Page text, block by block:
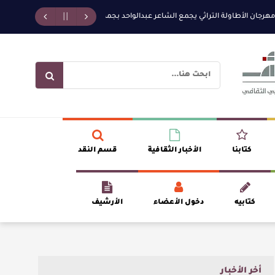
الأطاولة التراثي يجمع الشاعر عبدالواحد بجمهوره افتتاحية العدد 130
كتابنا الأخبار الثقافية قسم النقد
كتابيه دخول الأعضاء الأرشيف
أخر الأخبار